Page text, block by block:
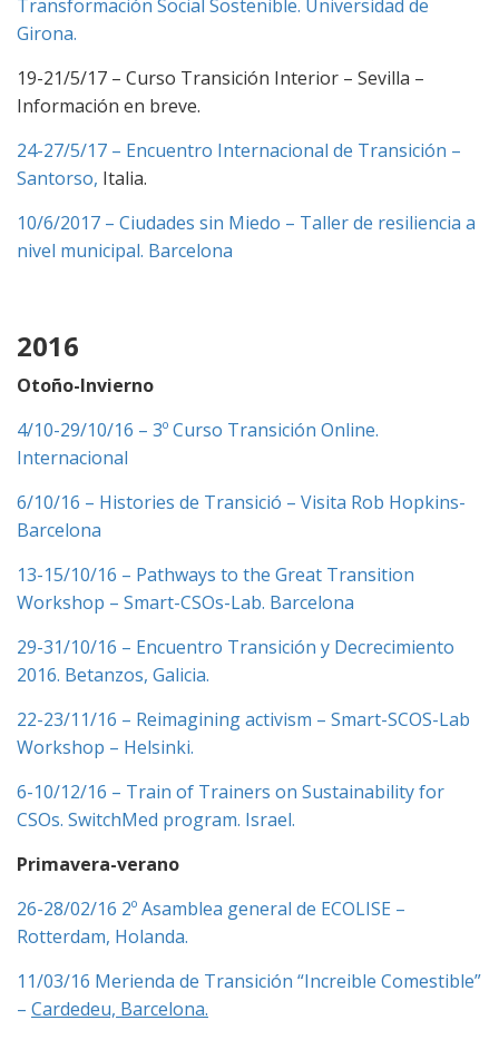
Transformación Social Sostenible. Universidad de
Girona.
19-21/5/17 – Curso Transición Interior – Sevilla –
Información en breve.
24-27/5/17 – Encuentro Internacional de Transición –
Santorso, Italia.
10/6/2017 – Ciudades sin Miedo – Taller de resiliencia a
nivel municipal. Barcelona
2016
Otoño-Invierno
4/10-29/10/16 – 3º Curso Transición Online.
Internacional
6/10/16 – Histories de Transició – Visita Rob Hopkins-
Barcelona
13-15/10/16 – Pathways to the Great Transition
Workshop – Smart-CSOs-Lab. Barcelona
29-31/10/16 – Encuentro Transición y Decrecimiento
2016. Betanzos, Galicia.
22-23/11/16 – Reimagining activism – Smart-SCOS-Lab
Workshop – Helsinki.
6-10/12/16 – Train of Trainers on Sustainability for
CSOs. SwitchMed program. Israel.
Primavera-verano
26-28/02/16 2º Asamblea general de ECOLISE –
Rotterdam, Holanda.
11/03/16 Merienda de Transición “Increible Comestible”
– Cardedeu, Barcelona.